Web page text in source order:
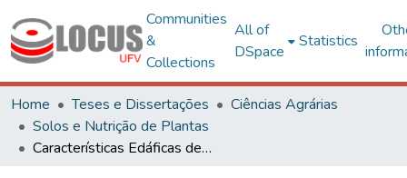
Communities
&
Collections
All of
DSpace
Statistics
Home Teses e Dissertações
Ciências Agrárias
Solos e Nutrição de Plantas
Características Edáficas de Cinco Ambientes de Restinga do Parque Estadual Paulo Cesar Vinha-ES, Brasil